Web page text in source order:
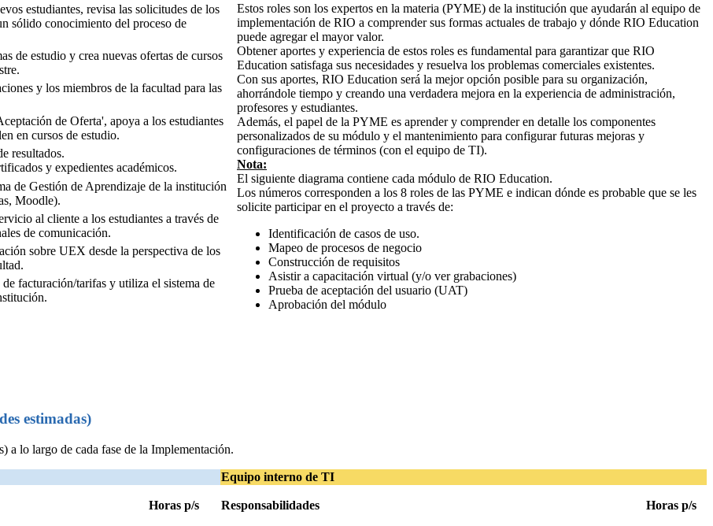
estudiantes, revisa las solicitudes de los
sólido conocimiento del proceso de
Estos roles son los expertos en la materia (PYME) de la institución que ayudarán al equipo de
implementación de RIO a comprender sus formas actuales de trabajo y dónde RIO Education
puede agregar el mayor valor.
Obtener aportes y experiencia de estos roles es fundamental para garantizar que RIO
Education satisfaga sus necesidades y resuelva los problemas comerciales existentes.
Con sus aportes, RIO Education será la mejor opción posible para su organización,
ahorrándole tiempo y creando una verdadera mejora en la experiencia de administración,
profesores y estudiantes.
Además, el papel de la PYME es aprender y comprender en detalle los componentes
personalizados de su módulo y el mantenimiento para configurar futuras mejoras y
configuraciones de términos (con el equipo de TI).
Nota:
El siguiente diagrama contiene cada módulo de RIO Education.
Los números corresponden a los 8 roles de las PYME e indican dónde es probable que se les
solicite participar en el proyecto a través de:
Identificación de casos de uso.
Mapeo de procesos de negocio
Construcción de requisitos
Asistir a capacitación virtual (y/o ver grabaciones)
Prueba de aceptación del usuario (UAT)
Aprobación del módulo
de estudio y crea nuevas ofertas de cursos
y los miembros de la facultad para las
de Oferta', apoya a los estudiantes
en cursos de estudio.
resultados.
y expedientes académicos.
de Gestión de Aprendizaje de la institución
Moodle).
al cliente a los estudiantes a través de
de comunicación.
sobre UEX desde la perspectiva de los
facturación/tarifas y utiliza el sistema de
estimadas)
a lo largo de cada fase de la Implementación.
Equipo interno de TI
Horas p/s Responsabilidades Horas p/s